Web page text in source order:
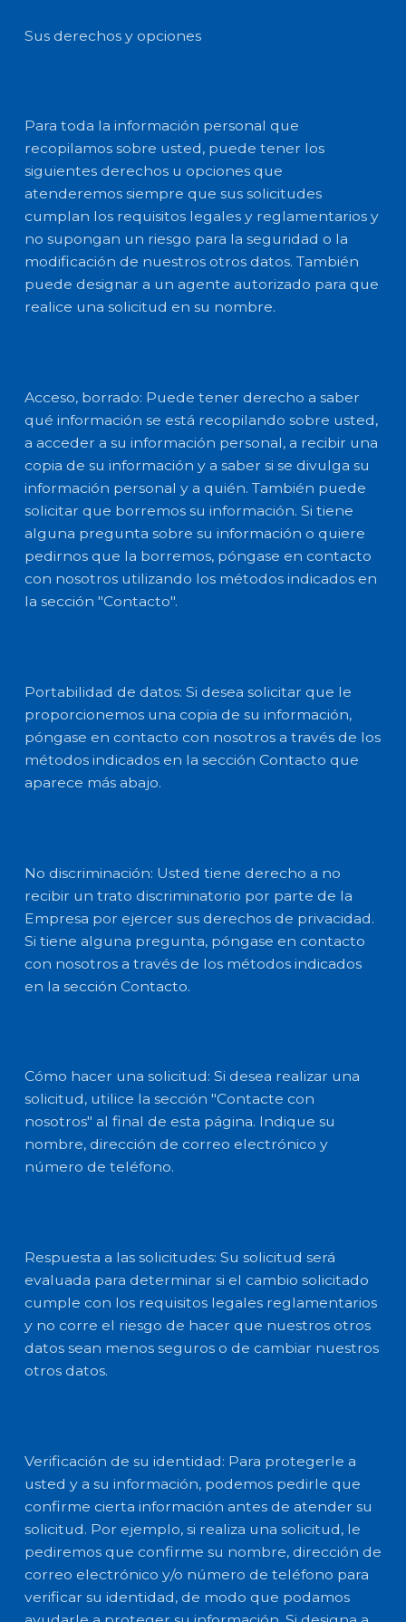
Sus derechos y opciones
Para toda la información personal que
recopilamos sobre usted, puede tener los
siguientes derechos u opciones que
atenderemos siempre que sus solicitudes
cumplan los requisitos legales y reglamentarios y
no supongan un riesgo para la seguridad o la
modificación de nuestros otros datos. También
puede designar a un agente autorizado para que
realice una solicitud en su nombre.
Acceso, borrado: Puede tener derecho a saber
qué información se está recopilando sobre usted,
a acceder a su información personal, a recibir una
copia de su información y a saber si se divulga su
información personal y a quién. También puede
solicitar que borremos su información. Si tiene
alguna pregunta sobre su información o quiere
pedirnos que la borremos, póngase en contacto
con nosotros utilizando los métodos indicados en
la sección "Contacto".
Portabilidad de datos: Si desea solicitar que le
proporcionemos una copia de su información,
póngase en contacto con nosotros a través de los
métodos indicados en la sección Contacto que
aparece más abajo.
No discriminación: Usted tiene derecho a no
recibir un trato discriminatorio por parte de la
Empresa por ejercer sus derechos de privacidad.
Si tiene alguna pregunta, póngase en contacto
con nosotros a través de los métodos indicados
en la sección Contacto.
Cómo hacer una solicitud: Si desea realizar una
solicitud, utilice la sección "Contacte con
nosotros" al final de esta página. Indique su
nombre, dirección de correo electrónico y
número de teléfono.
Respuesta a las solicitudes: Su solicitud será
evaluada para determinar si el cambio solicitado
cumple con los requisitos legales reglamentarios
y no corre el riesgo de hacer que nuestros otros
datos sean menos seguros o de cambiar nuestros
otros datos.
Verificación de su identidad: Para protegerle a
usted y a su información, podemos pedirle que
confirme cierta información antes de atender su
solicitud. Por ejemplo, si realiza una solicitud, le
pediremos que confirme su nombre, dirección de
correo electrónico y/o número de teléfono para
verificar su identidad, de modo que podamos